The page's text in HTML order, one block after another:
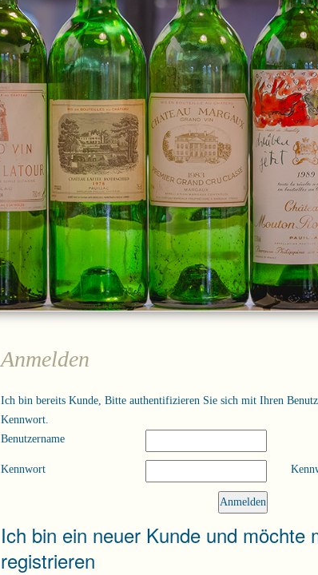
Anmelden
Ich bin bereits Kunde, Bitte authentifizieren Sie sich mit Ihren
Kennwort.
Benutzername
Kennwort
Ich bin ein neuer Kunde und möchte
registrieren